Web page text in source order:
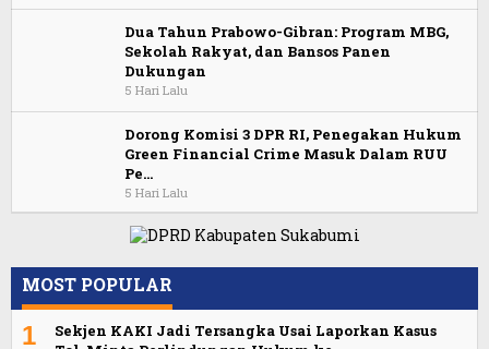
Dua Tahun Prabowo-Gibran: Program MBG,
Sekolah Rakyat, dan Bansos Panen
Dukungan
5 Hari Lalu
Dorong Komisi 3 DPR RI, Penegakan Hukum
Green Financial Crime Masuk Dalam RUU
Pe…
5 Hari Lalu
MOST POPULAR
1
Sekjen KAKI Jadi Tersangka Usai Laporkan Kasus